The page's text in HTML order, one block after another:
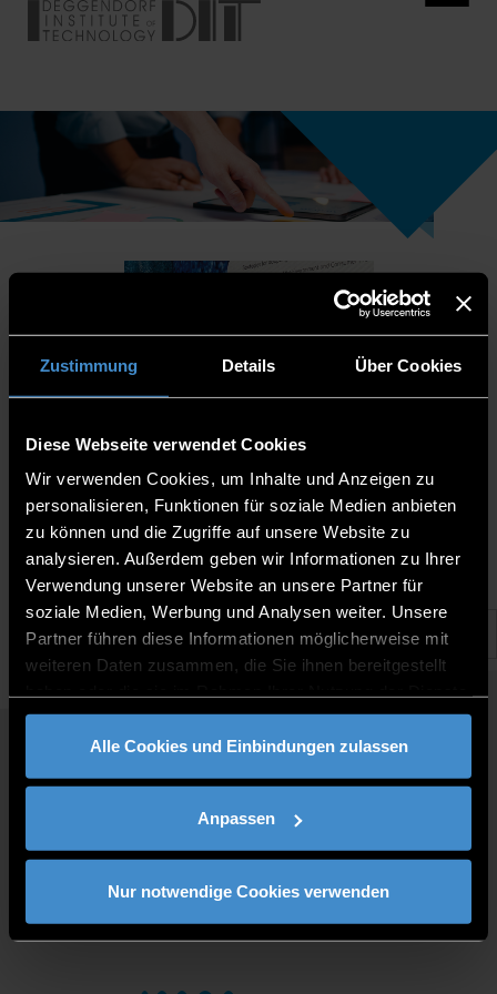
Zustimmung Details Über Cookies
Diese Webseite verwendet Cookies
Wir verwenden Cookies, um Inhalte und Anzeigen zu
personalisieren, Funktionen für soziale Medien anbieten
zu können und die Zugriffe auf unsere Website zu
analysieren. Außerdem geben wir Informationen zu Ihrer
Verwendung unserer Website an unsere Partner für
soziale Medien, Werbung und Analysen weiter. Unsere
Partner führen diese Informationen möglicherweise mit
weiteren Daten zusammen, die Sie ihnen bereitgestellt
gesammelt haben.
Alle Cookies und Einbindungen zulassen
Anpassen
Nur notwendige Cookies verwenden
15.5.2026 |
QUICKLINKS
FOR BUSINESSES
DIRECTIONS